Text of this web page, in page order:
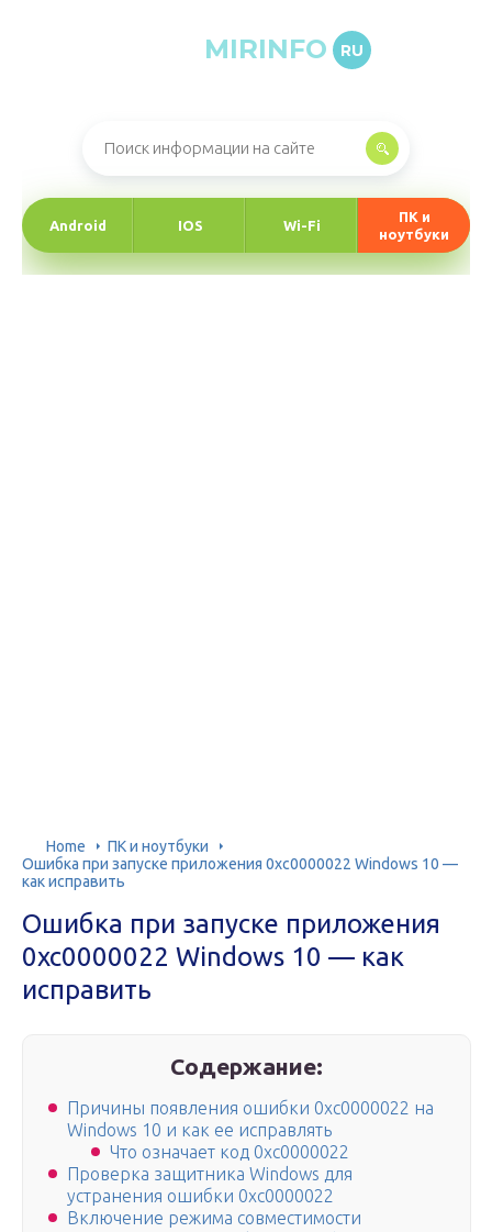
MIRINFO RU
Android IOS Wi-Fi
ПК и
ноутбуки
Home
ПК и ноутбуки
Ошибка при запуске приложения 0xc0000022 Windows 10 —
как исправить
Ошибка при запуске приложения
0xc0000022 Windows 10 — как
исправить
Содержание:
Причины появления ошибки 0xc0000022 на
Windows 10 и как ее исправлять
Что означает код 0xc0000022
Проверка защитника Windows для
устранения ошибки 0xc0000022
Включение режима совместимости